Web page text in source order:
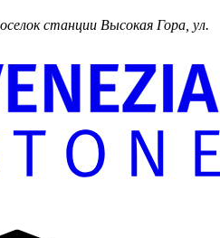
станции Высокая Гора, ул.